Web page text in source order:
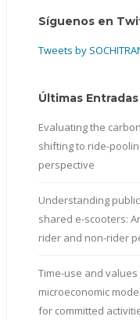
Síguenos en
Tweets by
Últimas Entradas
Evaluating the
shifting to ride-
perspective
Understanding
shared e-scooters:
rider and non-rider
Time-use and
microeconomic
for committed